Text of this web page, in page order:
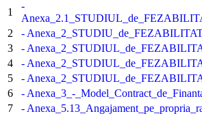
1
-
2
-
3
-
4
-
5
-
6
- Anexa_3_-
7
-